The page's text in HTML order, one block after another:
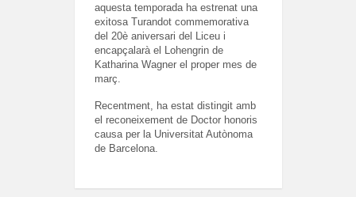
aquesta temporada ha estrenat una
exitosa Turandot commemorativa
del 20è aniversari del Liceu i
encapçalarà el Lohengrin de
Katharina Wagner el proper mes de
març.
Recentment, ha estat distingit amb
el reconeixement de Doctor honoris
causa per la Universitat Autònoma
de Barcelona.